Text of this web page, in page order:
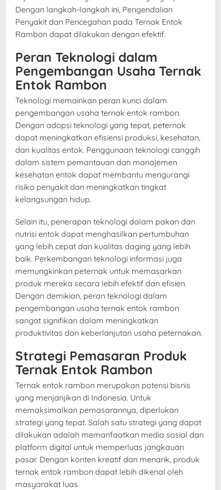
Dengan langkah-langkah ini, Pengendalian
Penyakit dan Pencegahan pada Ternak Entok
Rambon dapat dilakukan dengan efektif.
Peran Teknologi dalam
Pengembangan Usaha Ternak
Entok Rambon
Teknologi memainkan peran kunci dalam
pengembangan usaha ternak entok rambon.
Dengan adopsi teknologi yang tepat, peternak
dapat meningkatkan efisiensi produksi, kesehatan,
dan kualitas entok. Penggunaan teknologi canggih
dalam sistem pemantauan dan manajemen
kesehatan entok dapat membantu mengurangi
risiko penyakit dan meningkatkan tingkat
kelangsungan hidup.
Selain itu, penerapan teknologi dalam pakan dan
nutrisi entok dapat menghasilkan pertumbuhan
yang lebih cepat dan kualitas daging yang lebih
baik. Perkembangan teknologi informasi juga
memungkinkan peternak untuk memasarkan
produk mereka secara lebih efektif dan efisien.
Dengan demikian, peran teknologi dalam
pengembangan usaha ternak entok rambon
sangat signifikan dalam meningkatkan
produktivitas dan keberlanjutan usaha peternakan.
Strategi Pemasaran Produk
Ternak Entok Rambon
Ternak entok rambon merupakan potensi bisnis
yang menjanjikan di Indonesia. Untuk
memaksimalkan pemasarannya, diperlukan
strategi yang tepat. Salah satu strategi yang dapat
dilakukan adalah memanfaatkan media sosial dan
platform digital untuk memperluas jangkauan
pasar. Dengan konten kreatif dan menarik, produk
ternak entok rambon dapat lebih dikenal oleh
masyarakat luas.